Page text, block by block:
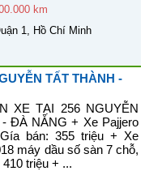
km
1, Hồ Chí Minh
TẤT THÀNH -
XE TẠI 256 NGUYỄN
ĐÀ NẴNG + Xe Pajjero
bán: 355 triệu + Xe
máy dầu số sàn 7 chỗ,
triệu + ...